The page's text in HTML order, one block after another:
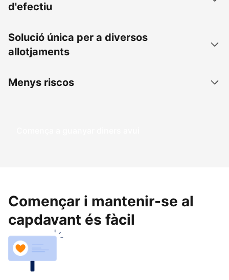
d'efectiu
Solució única per a diversos
allotjaments
Menys riscos
Comença a guanyar diners avui
Començar i mantenir-se al
capdavant és fàcil